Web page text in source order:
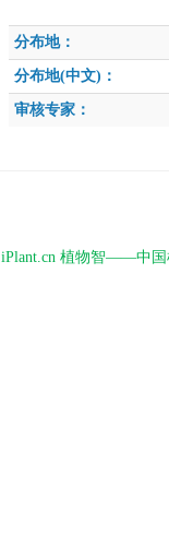
分布地：
分布地(中文)：
审核专家：
iPlant.cn 植物智——中国